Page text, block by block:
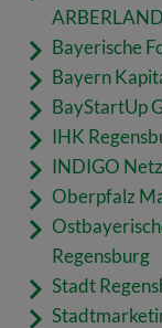
ARBERLAND
Bayerische
Bayern
BayStartUp
IHK
INDIGO
Oberpfalz
Regensburg
Stadt